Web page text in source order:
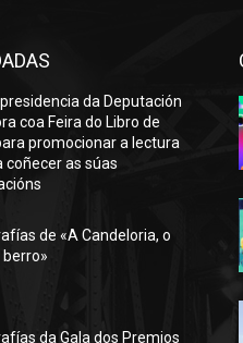
da Deputación
coa Feira do Libro de
promocionar a lectura
coñecer as súas
de «A Candeloria, o
da Gala dos Premios